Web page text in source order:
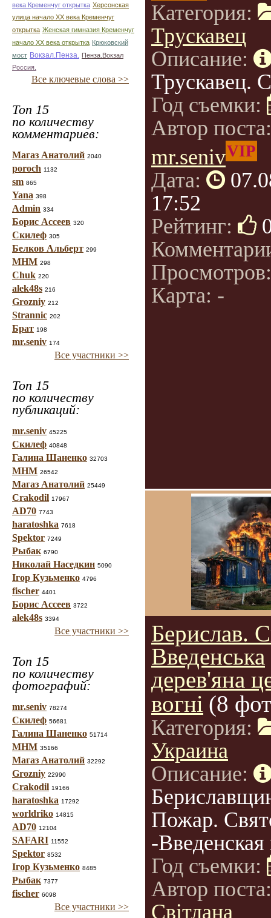
века Кременчуг открытка Херсонская
улица начало ХХ века Кременчуг
открытка Женская гимназия Кременчуг
начало ХХ века открытка Крюковский
мост Вокзал.Пенза. Пенза.Вокзал
Россия.
Все ключевые слова >>
Топ 15
по количеству
комментариев:
Магаз Анатолий 2040
poroch 1132
sm 865
Yana 398
Admin 334
Борис Ассеев 320
Скилеф 305
Белков Альберт 299
МНМ 298
Chuk 220
alek48s 216
Grozniy 212
Strannic 202
Брат 198
mr.seniv 174
Все участники >>
Топ 15
по количеству
публикаций:
mr.seniv 45225
Скилеф 40848
Галина Шаненко 32703
МНМ 26542
Магаз Анатолий 25449
Crakodil 17967
AD70 7743
haratoshka 7618
Spektor 7249
Рыбак 6790
Николай Наседкин 5090
Ігор Кузьменко 4796
fischer 4401
Борис Ассеев 3722
alek48s 3394
Все участники >>
Топ 15
по количеству
фотографий:
mr.seniv 78274
Скилеф 56681
Галина Шаненко 51714
МНМ 35166
Магаз Анатолий 32292
Grozniy 22990
Crakodil 19166
haratoshka 17292
worldriko 14815
AD70 12104
SAFARI 11552
Spektor 8532
Ігор Кузьменко 8485
Рыбак 7377
fischer 6098
Все участники >>
Категория:
Трускавец
Описание:
Трускавец.
Год съемки:
Автор
mr.senivVIP
Дата:
17:52
Рейтинг:
Карта: -
Берислав.
Введенська
дерев'яна
вогні (8
Категория:
Украина
Описание:
Пожар.
-Введенская
Год съемки:
Автор
Світлана